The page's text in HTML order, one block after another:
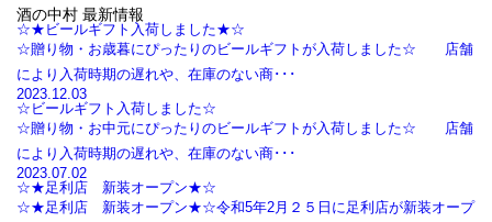
酒の中村 最新情報
☆★ビールギフト入荷しました★☆
☆贈り物・お歳暮にぴったりのビールギフトが入荷しました☆ 店舗
により入荷時期の遅れや、在庫のない商･･･
2023.12.03
☆ビールギフト入荷しました☆
☆贈り物・お中元にぴったりのビールギフトが入荷しました☆ 店舗
により入荷時期の遅れや、在庫のない商･･･
2023.07.02
☆★足利店 新装オープン★☆
☆★足利店 新装オープン★☆令和5年2月２５日に足利店が新装オープ